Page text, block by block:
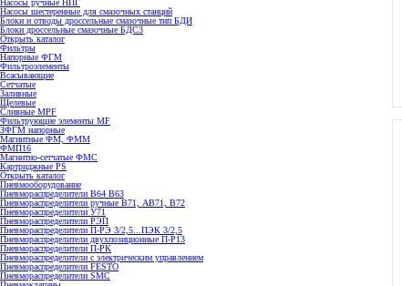
Насосы шестеренные для смазочных станций
Блоки и отводы дроссельные смазочные тип БДИ
Блоки дроссельные смазочные БДС3
Открыть каталог
Фильтры
Напорные ФГМ
Фильтроэлементы
Всасывающие
Сетчатые
Заливные
Щелевые
Сливные MPF
Фильтрующие элементы MF
ЗФГМ напорные
Магнитные ФМ, ФММ
ФМП16
Магнитно-сетчатые ФМС
Картриджные PS
Открыть каталог
Пневмооборудование
Пневмораспределители В64 В63
Пневмораспределители ручные В71, АВ71, В72
Пневмораспределители У71
Пневмораспределители РЭП
Пневмораспределители П-РЭ 3/2,5...ПЭК 3/2,5
Пневмораспределители двухпозиционные П-Р13
Пневмораспределители П-РК
Пневмораспределители с электрическим управлением
Пневмораспределители FESTO
Пневмораспределители SMC